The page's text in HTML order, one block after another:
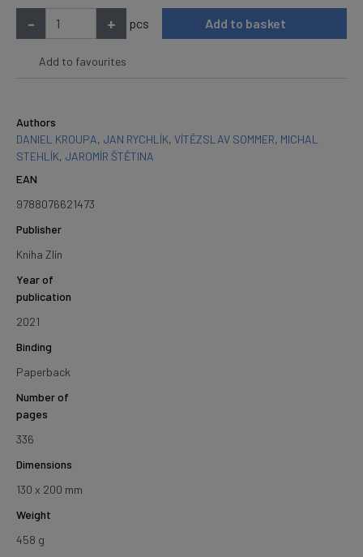
- + pcs Add to basket
Add to favourites
Authors
DANIEL KROUPA, JAN RYCHLÍK, VÍTĚZSLAV SOMMER, MICHAL
STEHLÍK, JAROMÍR ŠTĚTINA
EAN
9788076621473
Publisher
Kniha Zlín
Year of
publication
2021
Binding
Paperback
Number of
pages
336
Dimensions
130 x 200 mm
Weight
458 g